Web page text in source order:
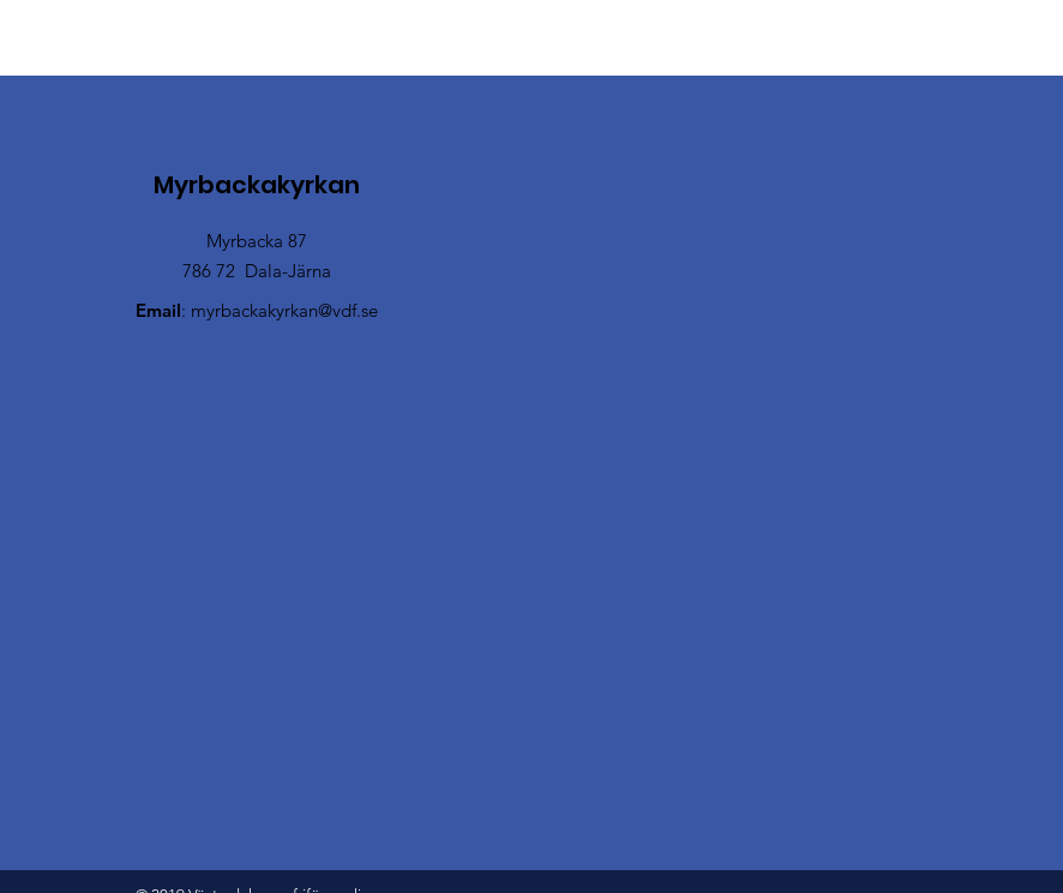
Myrbackakyrkan
Email: myrbackakyrkan@vdf.se
Myrbacka 87
786 72 Dala-Järna